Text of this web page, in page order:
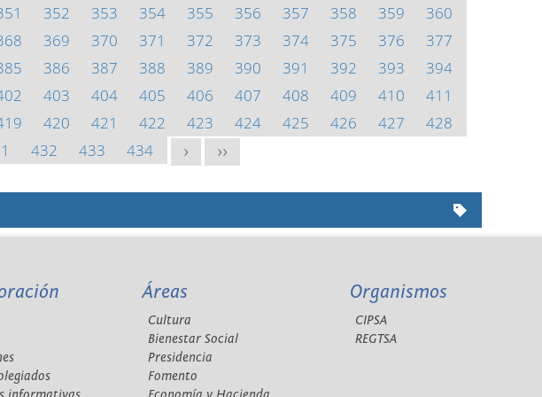
352 353 354 355 356 357 358 359
360
369 370 371 372 373 374 375 376
377
386 387 388 389 390 391 392 393
394
403 404 405 406 407 408 409 410
411
420 421 422 423 424 425 426 427
428
432 433 434 > >>
Áreas
Cultura
Bienestar Social
Presidencia
Fomento
Organismos
CIPSA
REGTSA